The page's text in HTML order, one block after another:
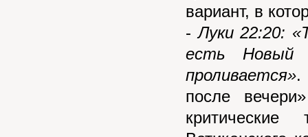
вариант, в
-Луки 22:20:
есть Новый
проливается».
после